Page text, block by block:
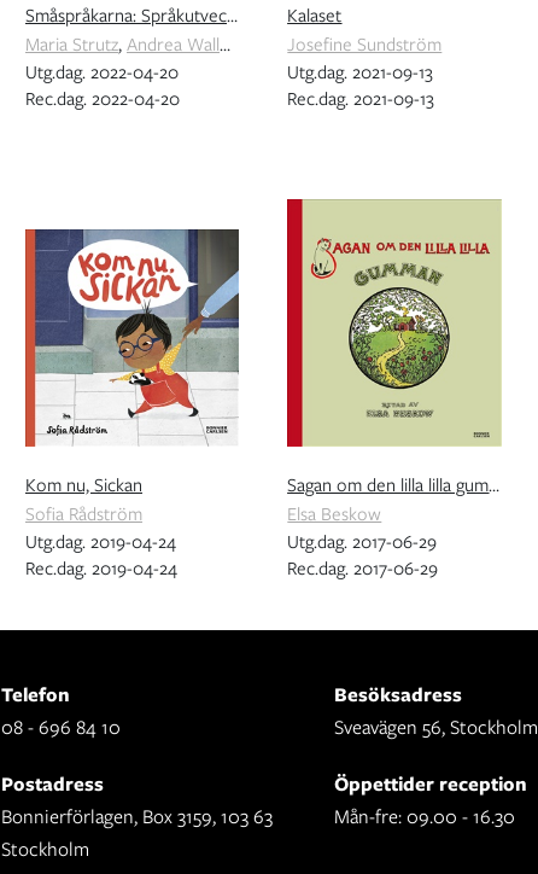
Småspråkarna: Språkutvecklande lekar, sånger och ramsor för barn 0-3 år
Maria Strutz,Andrea Wallenberg
Utg.dag. 2022-04-20
Rec.dag. 2022-04-20
Kalaset
Josefine Sundström
Utg.dag. 2021-09-13
Rec.dag. 2021-09-13
Kom nu, Sickan
Sofia Rådström
Utg.dag. 2019-04-24
Rec.dag. 2019-04-24
Sagan om den lilla lilla gumman
Elsa Beskow
Utg.dag. 2017-06-29
Rec.dag. 2017-06-29
Telefon
08 - 696 84 10
Besöksadress
Sveavägen 56, Stockholm
Postadress
Bonnierförlagen, Box 3159, 103 63
Stockholm
Öppettider reception
Mån-fre: 09.00 - 16.30